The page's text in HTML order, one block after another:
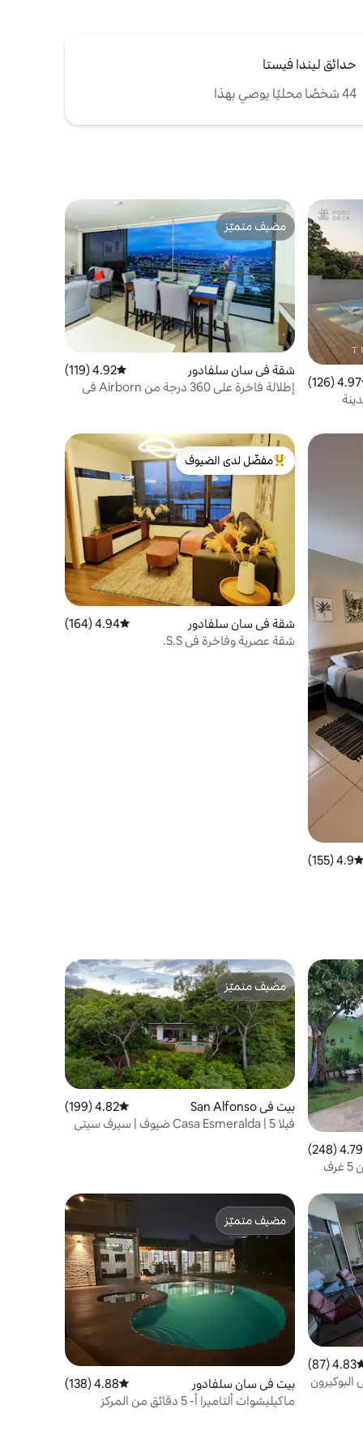
حدائق ليندا فيستا
44 شخصًا محليًا يوصي بهذا
التقييم 4.97 من 5، 126 مراجعات
4.97 (126)
مضيف متميّز
مضيف متميّز
شقة في سان سلفادور متوسط التقييم 4.92 من 5، 119 مراجعات
4.92 (119)
إطلالة فاخرة على 360 درجة من Airborn في
متوسط التقييم 4.9 من 5، 155 مراجعات
4.9 (155)
من أبرز البيوت المفضّلة لدى الضيوف
مفضّل لدى الضيوف
شقة في سان سلفادور متوسط التقييم 4.94 من 5، 164 مراجعات
4.94 (164)
شقة عصرية وفاخرة في S.S.
4.79 من 5، 248 مراجعات4.79 (248)
كاسا مونتسيون - بيت جميل مكون من 5 غرف
مضيف متميّز
مضيف متميّز
بيت في San Alfonso متوسط التقييم 4.82 من 5، 199 مراجعات
4.82 (199)
فيلا Casa Esmeralda | 5 ضيوف | سيرف سيتي
التقييم 4.83 من 5، 87 مراجعات
4.83 (87)
البوكيرون
مضيف متميّز
مضيف متميّز
بيت في سان سلفادور متوسط التقييم 4.88 من 5، 138 مراجعات
4.88 (138)
ماكيليشوات ألتاميرا أ- 5 دقائق من المركز